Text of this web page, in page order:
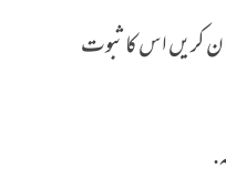
کریں اس کا ثبوت